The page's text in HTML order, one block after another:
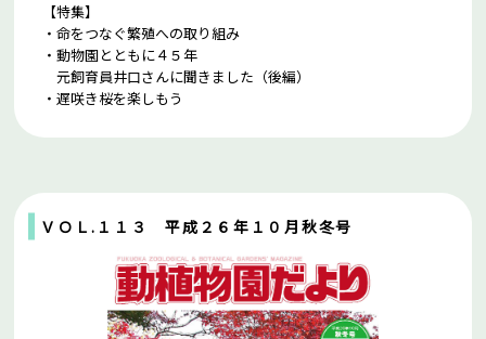
【特集】
・命をつなぐ繁殖への取り組み
・動物園とともに４５年
元飼育員井口さんに聞きました（後編）
・遅咲き桜を楽しもう
ＶＯＬ.１１３ 平成２６年１０月秋冬号